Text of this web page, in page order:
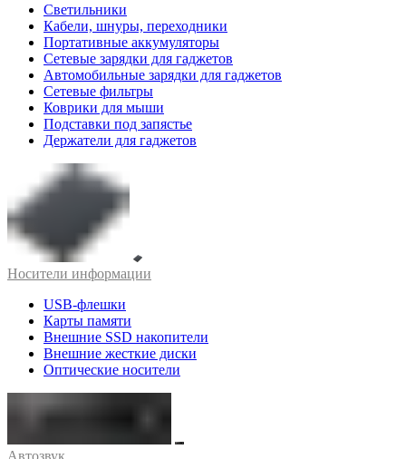
Светильники
Кабели, шнуры, переходники
Портативные аккумуляторы
Сетевые зарядки для гаджетов
Автомобильные зарядки для гаджетов
Сетевые фильтры
Коврики для мыши
Подставки под запястье
Держатели для гаджетов
Носители информации
USB-флешки
Карты памяти
Внешние SSD накопители
Внешние жесткие диски
Оптические носители
Автозвук